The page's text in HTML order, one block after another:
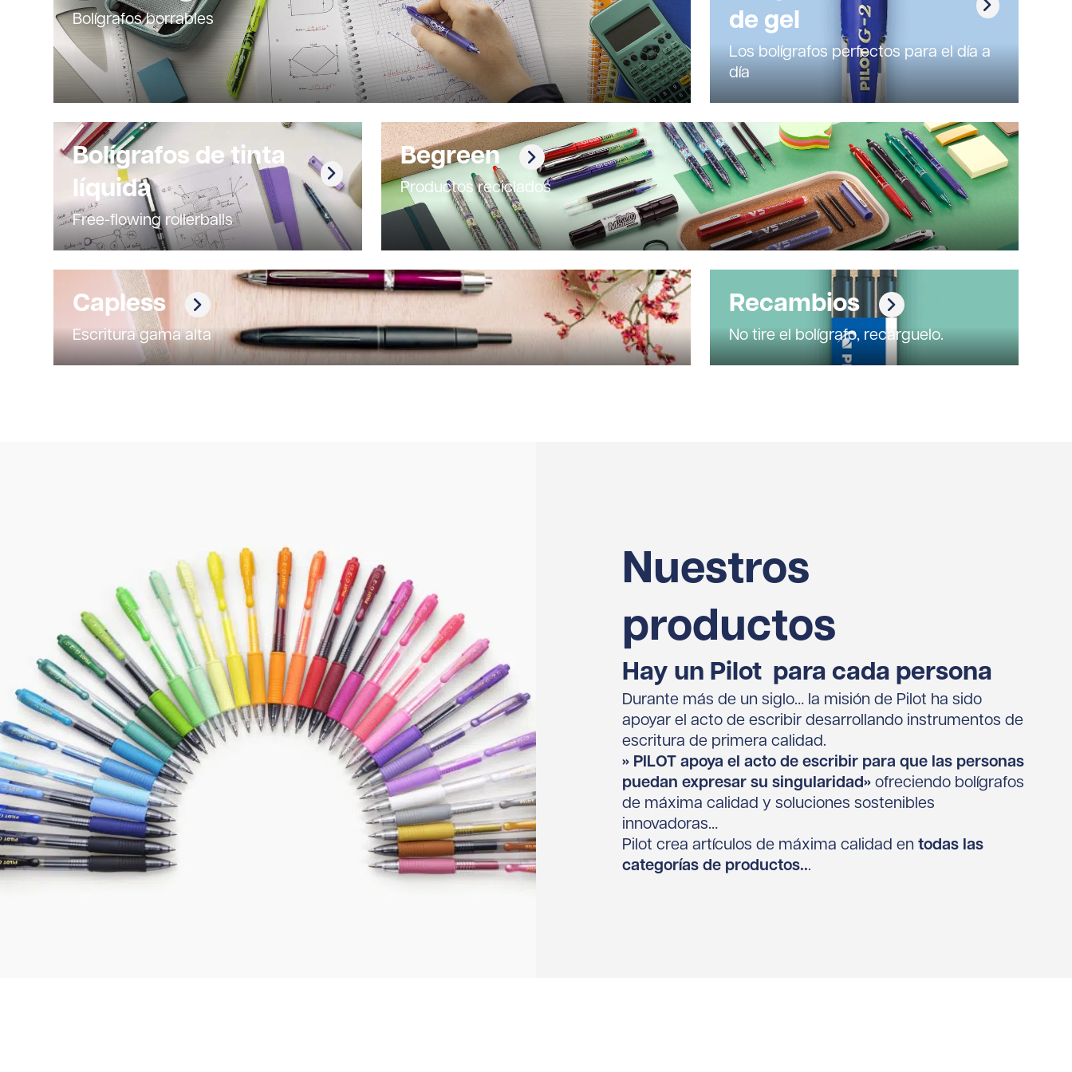
Bolígrafos borrables
de gel
Los bolígrafos perfectos para el día a
día
Bolígrafos de tinta
líquida
Free-flowing rollerballs
Begreen
Productos reciclados
Capless
Escritura gama alta
Recambios
No tire el bolígrafo, recárguelo.
Nuestros
productos
Hay un Pilot para cada persona
Durante más de un siglo… la misión de Pilot ha sido
apoyar el acto de escribir desarrollando instrumentos de
escritura de primera calidad.
» PILOT apoya el acto de escribir para que las personas
puedan expresar su singularidad» ofreciendo bolígrafos
de máxima calidad y soluciones sostenibles
innovadoras…
Pilot crea artículos de máxima calidad en todas las
categorías de productos...